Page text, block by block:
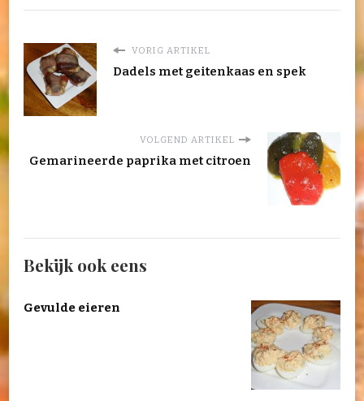
VORIG ARTIKEL
Dadels met geitenkaas en spek
VOLGEND ARTIKEL
Gemarineerde paprika met citroen
Bekijk ook eens
Gevulde eieren